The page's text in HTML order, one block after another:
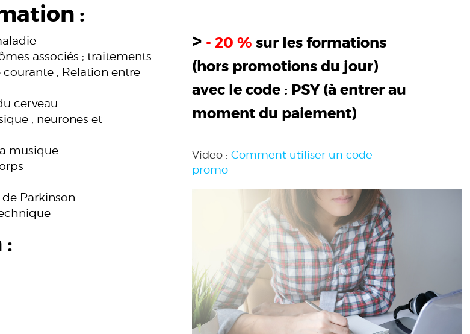
:
associés ; traitements
; Relation entre
cerveau
; neurones et
musique
Parkinson
:
> - 20 % sur les formations
(hors promotions du jour)
avec le code : PSY(à entrer au
moment du paiement)
Video : Comment utiliser un code
promo